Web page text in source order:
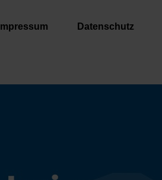
Impressum Datenschutz